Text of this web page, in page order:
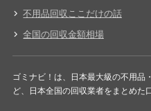
不用品回収ここだけの話
全国の回収金額相場
ゴミナビ！は、日本最大級の不用品
ど、日本全国の回収業者をまとめた